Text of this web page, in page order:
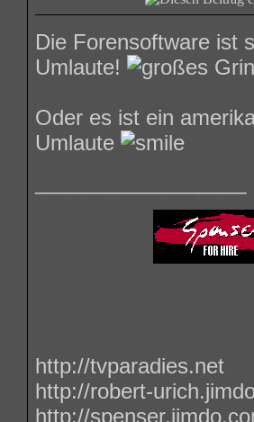
Die Forensoftware ist
Umlaute!
Oder es ist ein
Umlaute
http://tvparadies.net
http://robert-
http://